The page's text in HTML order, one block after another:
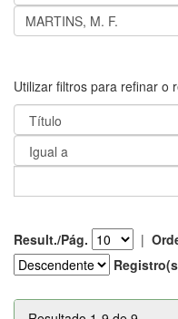
Utilizar filtros para refinar o
Result./Pág. |